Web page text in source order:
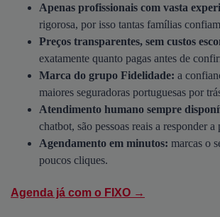
Apenas profissionais com vasta
rigorosa, por isso tantas famílias
Preços transparentes, sem custos
exatamente quanto pagas antes de
Marca do grupo Fidelidade: a
maiores seguradoras portuguesas por
Atendimento humano sempre
chatbot, são pessoas reais a responder a
Agendamento em minutos: marcas o
poucos cliques.
Agenda já com o FIXO →